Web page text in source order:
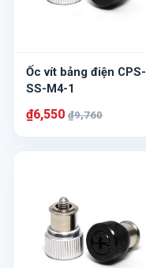
Ốc vít bảng điện CPS-
SS-M4-1
₫6,550 ₫9,760